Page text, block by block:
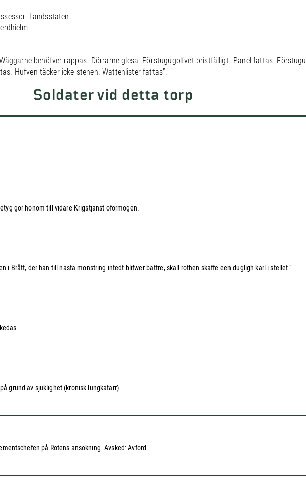
Landsstaten
behöfver rappas. Dörrarne glesa. Förstugugolfvet bristfälligt. Panel fattas.
Hufven täcker icke stenen. Wattenlister fattas”.
Soldater vid detta torp
gör honom till vidare Krigstjänst oförmögen.
i Brått, der han till nästa mönstring intedt blifwer bättre, skall rothen skaffe een dugligh karl i stellet."
grund av sjuklighet (kronisk lungkatarr).
på Rotens ansökning. Avsked: Avförd.